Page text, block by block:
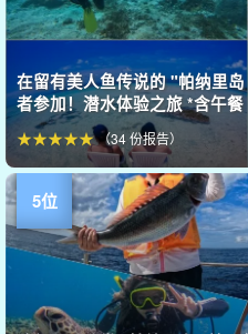
在留有美人鱼传说的 "帕纳里
者参加！潜水体验之旅 *含午餐
（34 份报告）